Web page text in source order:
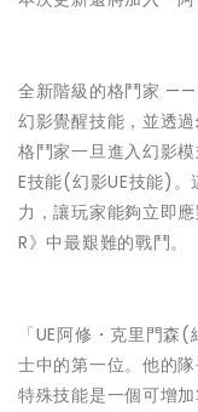
全新階級的格鬥家 ——
幻影覺醒技能，並透
格鬥家一旦進入幻影
E技能(幻影UE技能)
力，讓玩家能夠立即
R》中最艱難的戰鬥。
「UE阿修・克里門
士中的第一位。他的
特殊技能是一個可增